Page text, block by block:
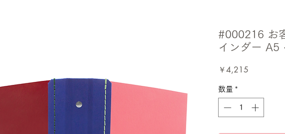
#000216 お
インダー A5
￥4,215
数量 *